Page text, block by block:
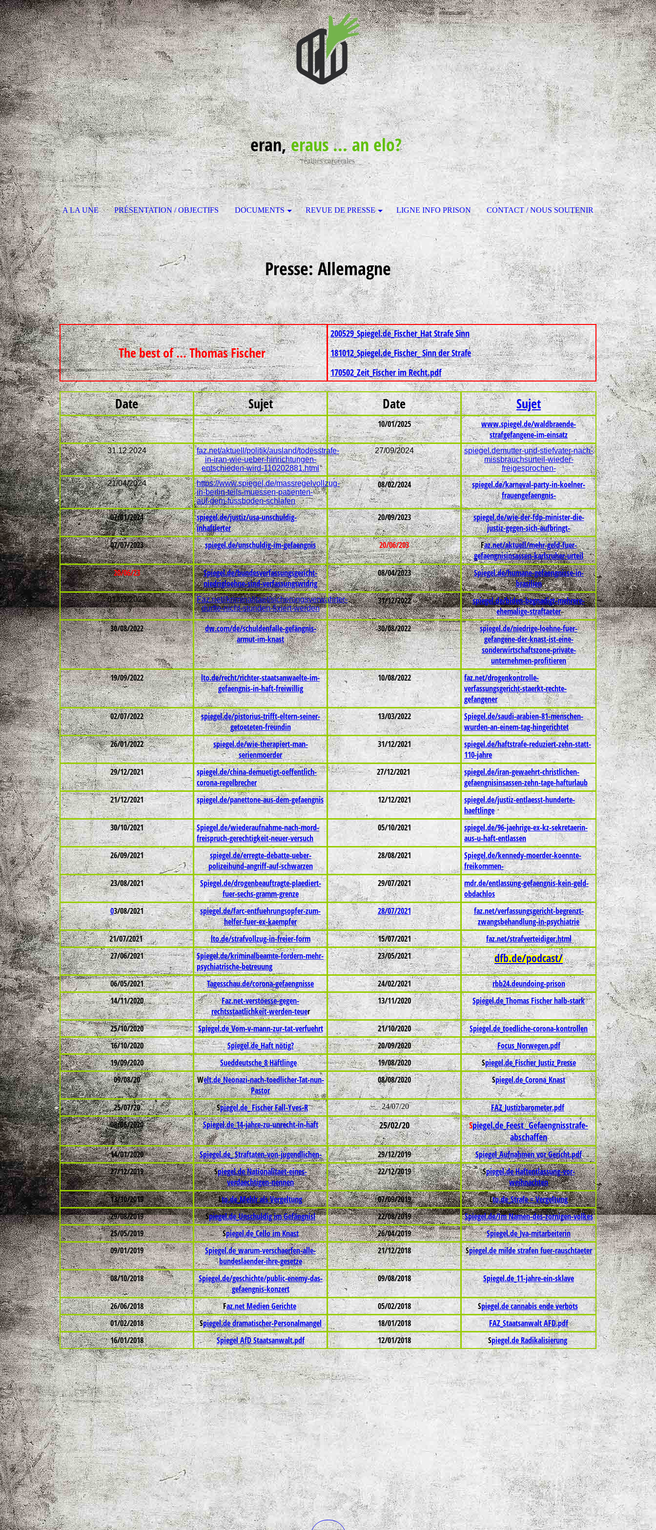
eran,eraus ... an elo?
réalités carcérales
A LA UNE PRÉSENTATION / OBJECTIFS DOCUMENTS REVUE DE PRESSE LIGNE INFO PRISON CONTACT / NOUS SOUTENIR
Presse: Allemagne
The best of ... Thomas Fischer
200529_Spiegel.de_Fischer_Hat Strafe Sinn
181012_Spiegel.de_Fischer_ Sinn der Strafe
170502_Zeit_Fischer im Recht.pdf
Date Sujet Date Sujet
10/01/2025
www.spiegel.de/waldbraende-
strafgefangene-im-einsatz
31.12.2024
faz.net/aktuell/politik/ausland/todesstrafe-
in-iran-wie-ueber-hinrichtungen-
entschieden-wird-110202881.html
27/09/2024
spiegel.demutter-und-stiefvater-nach-
missbrauchsurteil-wieder-
freigesprochen-
21/04/2024
https://www.spiegel.de/massregelvollzug-
in-berlin-teils-muessen-patienten-
auf-dem-fussboden-schlafen
08/02/2024
spiegel.de/karneval-party-in-koelner-
frauengefaengnis-
07/01/2024
spiegel.de/justiz/usa-unschuldig-
inhaftierter
20/09/2023
spiegel.de/wie-der-fdp-minister-die-
justiz-gegen-sich-aufbringt-
07/07/2023
spiegel.de/unschuldig-im-gefaengnis 20/06/203 Faz.net/aktuell/mehr-geld-fuer-
gefaengnisinsassen-karlsruher-urteil
20/06/23
Spiegel.de/bundesverfassungsgericht-
niedrigloehne-sind-verfassungswidrig
08/04/2023
Spiegel.de/humane-gefaengnisse-in-
brasilien
01/03/2023
Faz.net//kriminalitaet/sicherungsverwahrter-
durfte-nicht-stunden-fixiert-werden
31/12/2022
spiegel.de/biden-begnadigt-mehrere-
ehemalige-straftaeter
30/08/2022
dw.com/de/schuldenfalle-gefängnis-
armut-im-knast
30/08/2022
spiegel.de/niedrige-loehne-fuer-
gefangene-der-knast-ist-eine-
sonderwirtschaftszone-private-
unternehmen-profitieren
19/09/2022
lto.de/recht/richter-staatsanwaelte-im-
gefaengnis-in-haft-freiwillig
10/08/2022
faz.net/drogenkontrolle-
verfassungsgericht-staerkt-rechte-
gefangener
02/07/2022
spiegel.de/pistorius-trifft-eltern-seiner-
getoeteten-freundin
13/03/2022
Spiegel.de/saudi-arabien-81-menschen-
wurden-an-einem-tag-hingerichtet
26/01/2022
spiegel.de/wie-therapiert-man-
serienmoerder
31/12/2021
spiegel.de/haftstrafe-reduziert-zehn-statt-
110-jahre
29/12/2021
spiegel.de/china-demuetigt-oeffentlich-
corona-regelbrecher
27/12/2021
spiegel.de/iran-gewaehrt-christlichen-
gefaengnisinsassen-zehn-tage-hafturlaub
21/12/2021
spiegel.de/panettone-aus-dem-gefaengnis 12/12/2021
spiegel.de/justiz-entlaesst-hunderte-
haeftlinge
30/10/2021
Spiegel.de/wiederaufnahme-nach-mord-
freispruch-gerechtigkeit-neuer-versuch
05/10/2021
spiegel.de/96-jaehrige-ex-kz-sekretaerin-
aus-u-haft-entlassen
26/09/2021
spiegel.de/erregte-debatte-ueber-
polizeihund-angriff-auf-schwarzen
28/08/2021
Spiegel.de/kennedy-moerder-koennte-
freikommen-
23/08/2021
Spiegel.de/drogenbeauftragte-plaediert-
fuer-sechs-gramm-grenze
29/07/2021
mdr.de/entlassung-gefaengnis-kein-geld-
obdachlos
03/08/2021
spiegel.de/farc-entfuehrungsopfer-zum-
helfer-fuer-ex-kaempfer
28/07/2021
faz.net/verfassungsgericht-begrenzt-
zwangsbehandlung-in-psychiatrie
21/07/2021
lto.de/strafvollzug-in-freier-form 15/07/2021
faz.net/strafverteidiger.html
27/06/2021
Spiegel.de/kriminalbeamte-fordern-mehr-
psychiatrische-betreuung
23/05/2021 dfb.de/podcast/
06/05/2021 Tagesschau.de/corona-gefaengnisse 24/02/2021
rbb24.deundoing-prison
14/11/2020
Faz.net-verstoesse-gegen-
rechtsstaatlichkeit-werden-teuer
13/11/2020 Spiegel.de_Thomas Fischer halb-stark
25/10/2020 Spiegel.de_Vom-v-mann-zur-tat-verfuehrt 21/10/2020
Spiegel.de_toedliche-corona-kontrollen
16/10/2020
Spiegel.de_Haft nötig? 20/09/2020
Focus_Norwegen.pdf
19/09/2020
Sueddeutsche_8 Häftlinge 19/08/2020 Spiegel.de_Fischer_Justiz_Presse
09/08/20
Welt.de_Neonazi-nach-toedlicher-Tat-nun-
Pastor
08/08/2020 Spiegel.de_Corona_Knast
25/07/20 Spiegel.de_ Fischer Fall-Yves-R 24/07/20
FAZ_Justizbarometer.pdf
08/06/2020
Spiegel.de_14-jahre-zu-unrecht-in-haft 25/02/20 Spiegel.de_Feest _Gefaengnisstrafe-
abschaffen
14/01/2020 Spiegel.de_ Straftaten-von-jugendlichen- 29/12/2019
Spiegel_Aufnahmen vor Gericht.pdf
27/12/2019
Spiegel.de Nationalitaet-eines-
verdaechtigen-nennen
22/12/2019 Spiegel.de Haftentlassung-vor-
weihnachten
13/10/2019
Lto.de_Mehlr als Vergeltung 07/09/2019 Lto.de_Strafe = Vergeltung
29/08/2019
Spiegel.de_Unschuldig im Gefängnisl 22/08/2019
Spiegel.de/Im Namen-des-zornigen-volkes
25/05/2019
Spiegel.de_Cello im Knast 26/04/2019
Spiegel.de_Jva-mitarbeiterin
09/01/2019
Spiegel.de_warum-verschaerfen-alle-
bundeslaender-ihre-gesetze
21/12/2018 Spiegel.de milde strafen fuer-rauschtaeter
08/10/2018
Spiegel.de/geschichte/public-enemy-das-
gefaengnis-konzert
09/08/2018 Spiegel.de_11-jahre-ein-sklave
26/06/2018 Faz.net Medien Gerichte 05/02/2018 Spiegel.de cannabis ende verbots
01/02/2018
Spiegel.de dramatischer-Personalmangel 18/01/2018
FAZ_Staatsanwalt AFD.pdf
16/01/2018
Spiegel AfD Staatsanwalt.pdf 12/01/2018 Spiegel.de Radikalisierung